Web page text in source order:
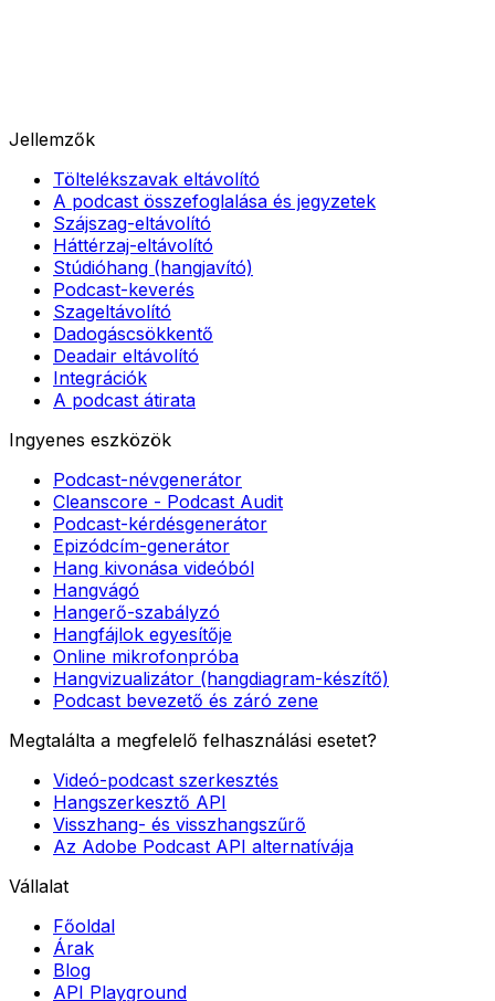
Jellemzők
Töltelékszavak eltávolító
A podcast összefoglalása és jegyzetek
Szájszag-eltávolító
Háttérzaj-eltávolító
Stúdióhang (hangjavító)
Podcast-keverés
Szageltávolító
Dadogáscsökkentő
Deadair eltávolító
Integrációk
A podcast átirata
Ingyenes eszközök
Podcast-névgenerátor
Cleanscore - Podcast Audit
Podcast-kérdésgenerátor
Epizódcím-generátor
Hang kivonása videóból
Hangvágó
Hangerő-szabályzó
Hangfájlok egyesítője
Online mikrofonpróba
Hangvizualizátor (hangdiagram-készítő)
Podcast bevezető és záró zene
Megtalálta a megfelelő felhasználási esetet?
Videó-podcast szerkesztés
Hangszerkesztő API
Visszhang- és visszhangszűrő
Az Adobe Podcast API alternatívája
Vállalat
Főoldal
Árak
Blog
API Playground